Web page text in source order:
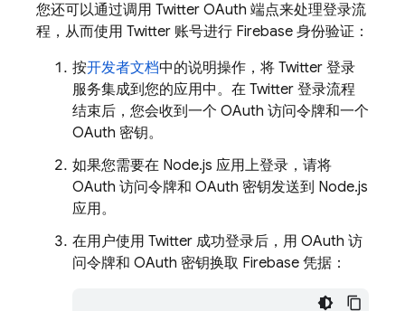
您还可以通过调用 Twitter OAuth 端点来处理登录流
程，从而使用 Twitter 账号进行 Firebase 身份验证：
按开发者文档中的说明操作，将 Twitter 登录
服务集成到您的应用中。在 Twitter 登录流程
结束后，您会收到一个 OAuth 访问令牌和一个
OAuth 密钥。
如果您需要在 Node.js 应用上登录，请将
OAuth 访问令牌和 OAuth 密钥发送到 Node.js
应用。
在用户使用 Twitter 成功登录后，用 OAuth 访
问令牌和 OAuth 密钥换取 Firebase 凭据：